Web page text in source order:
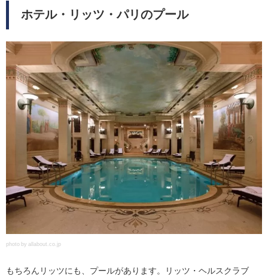
ホテル・リッツ・パリのプール
photo by allabout.co.jp
もちろんリッツにも、プールがあります。リッツ・ヘルスクラブ